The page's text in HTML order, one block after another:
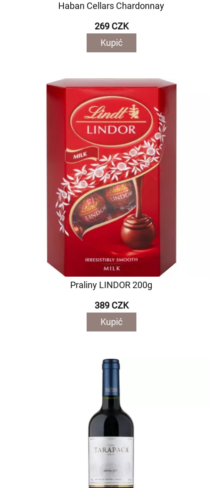
Haban Cellars Chardonnay
269 CZK
Kupić
Praliny LINDOR 200g
389 CZK
Kupić